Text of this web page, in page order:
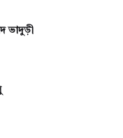
ভাদুড়ী